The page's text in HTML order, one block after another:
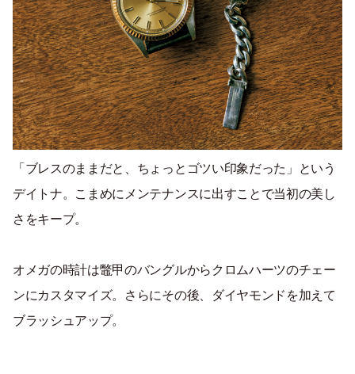
「ブレスのままだと、ちょっとゴツい印象だった」という
デイトナ。こまめにメンテナンスに出すことで当初の美し
さをキープ。
オメガの時計は鼈甲のバングルからクロムハーツのチェー
ンにカスタマイズ。さらにその後、ダイヤモンドを加えて
ブラッシュアップ。